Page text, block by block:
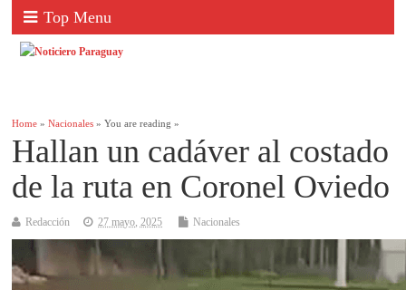
Top Menu
Home »Nacionales » You are reading »
Hallan un cadáver al costado
de la ruta en Coronel Oviedo
Redacción 27 mayo, 2025 Nacionales